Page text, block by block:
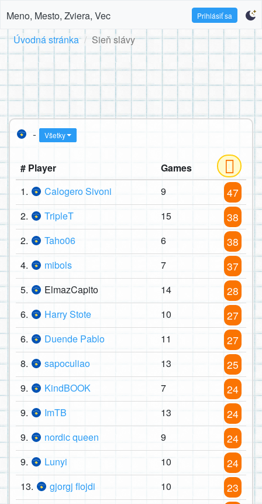
Meno, Mesto, Zviera, Vec Prihlásiť sa
Úvodná stránka Sieň slávy
- Všetky
# Player
Games
1.
Calogero Sivoni 9 47
2. TripleT 15 38
2. Taho06 6 38
4. mibols 7 37
5. ElmazCapito 14 28
6. Harry Stote 10 27
6. Duende Pablo 11 27
8. sapoculiao 13 25
9. KindBOOK 7 24
9. ImTB 13 24
9. nordic queen 9 24
9. Lunyi 10 24
13. gjorgj flojdi 10 23